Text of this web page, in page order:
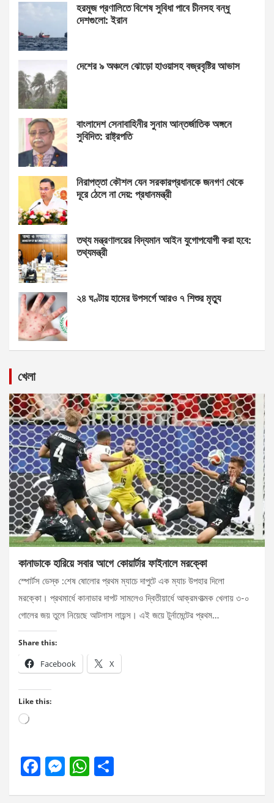
হরমুজ প্রণালিতে বিশেষ সুবিধা পাবে চীনসহ বন্ধু
দেশগুলো: ইরান
দেশের ৯ অঞ্চলে ঝোড়ো হাওয়াসহ বজ্রবৃষ্টির আভাস
বাংলাদেশ সেনাবাহিনীর সুনাম আন্তর্জাতিক অঙ্গনে
সুবিদিত: রাষ্ট্রপতি
নিরাপত্তা কৌশল যেন সরকারপ্রধানকে জনগণ থেকে
দূরে ঠেলে না দেয়: প্রধানমন্ত্রী
তথ্য মন্ত্রণালয়ের বিদ্যমান আইন যুগোপযোগী করা হবে:
তথ্যমন্ত্রী
২৪ ঘণ্টায় হামের উপসর্গে আরও ৭ শিশুর মৃত্যু
খেলা
কানাডাকে হারিয়ে সবার আগে কোয়ার্টার ফাইনালে মরক্কো
স্পোর্টস ডেস্ক :শেষ ষোলোর প্রথম ম্যাচে দাপুটে এক ম্যাচ উপহার দিলো
মরক্কো। প্রথমার্ধে কানাডার দাপট সামলেও দ্বিতীয়ার্ধে আক্রমণাত্মক খেলায় ৩-০
গোলের জয় তুলে নিয়েছে আটলাস লায়ন্স। এই জয়ে টুর্নামেন্টের প্রথম…
Share this:
Facebook X
Like this:
Loading…
F
M W